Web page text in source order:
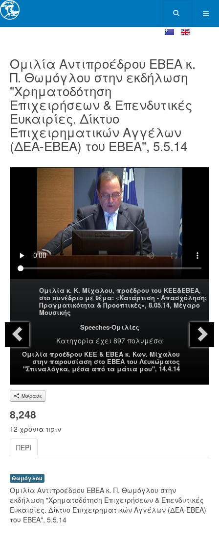
Ομιλία Αντιπροέδρου ΕΒΕΑ κ.
Π. Θωμόγλου στην εκδήλωση
"Χρηματοδότηση
Επιχειρήσεων & Επενδυτικές
Ευκαιρίες. Δίκτυο
Επιχειρηματικών Αγγέλων
(ΔΕΑ-ΕΒΕΑ) του ΕΒΕΑ", 5.5.14
Ομιλία κ. Κ. Μίχαλου, προέδρου του ΚΕΕ&ΕΒΕΑ,
στο συνέδριο με θέμα: «Κατάρτιση - Απασχόληση:
Πραγματικότητα & Προοπτικές», 8.05.14, Μέγαρο
Μουσικής
Speeches-Ομιλίες
Κατηγορία έχει 897 πολυμέσα
Ομιλία προέδρου ΚΕΕ & ΕΒΕΑ κ. Κων. Μίχαλου
στην παρουσίαση στο ΕΒΕΑ του Λευκώματος
"Σπιναλόγκα, μέσα από τα μάτια μου", 14.4.14
Μοίρασε
8,248
12 χρόνια πριν
ΠΕΡΊ
Θωμόγλου
Ομιλία Αντιπροέδρου ΕΒΕΑ κ. Π. Θωμόγλου στην
εκδήλωση "Χρηματοδότηση Επιχειρήσεων & Επενδυτικές
Ευκαιρίες. Δίκτυο Επιχειρηματικών Αγγέλων (ΔΕΑ-ΕΒΕΑ)
του ΕΒΕΑ", 5.5.14